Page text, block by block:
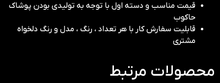
قیمت مناسب و دسته اول با توجه به تولیدی بودن پوشاک
حاکوب
قابلیت سفارش کار با هر تعداد ، رنگ ، مدل و رنگ دلخواه
مشتری
محصولات مرتبط